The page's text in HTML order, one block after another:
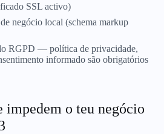
SSL activo)
negócio local (schema markup
RGPD — política de privacidade,
informado são obrigatórios
impedem o teu negócio